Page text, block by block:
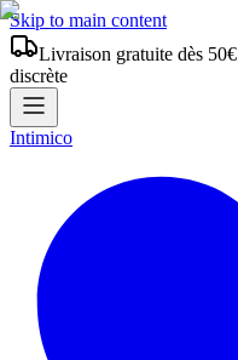
Skip to main content
Livraison gratuite dès 50€
discrète
Intimico